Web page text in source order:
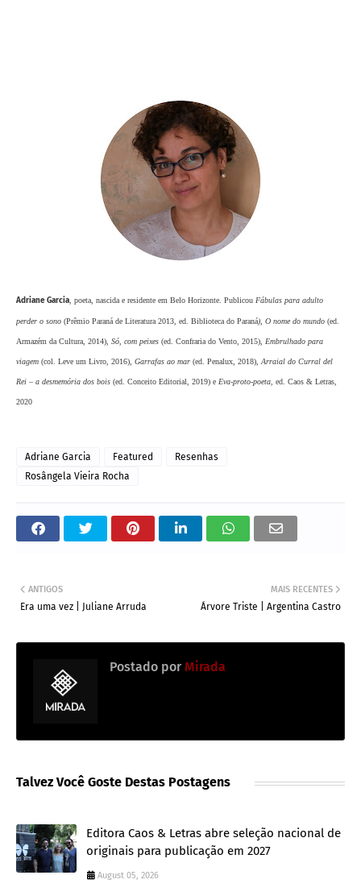
Adriane Garcia , poeta, nascida e residente em Belo Horizonte. Publicou Fábulas para adulto
perder o sono (Prêmio Paraná de Literatura 2013, ed. Biblioteca do Paraná), O nome do mundo (ed.
Armazém da Cultura, 2014), Só, com peixes (ed. Confraria do Vento, 2015), Embrulhado para
viagem (col. Leve um Livro, 2016), Garrafas ao mar (ed. Penalux, 2018), Arraial do Curral del
Rei – a desmemória dos bois (ed. Conceito Editorial, 2019) e Eva-proto-poeta , ed. Caos & Letras,
2020
Adriane Garcia Featured
Resenhas
Rosângela Vieira Rocha
MAIS RECENTES
Árvore Triste | Argentina Castro
ANTIGOS
Era uma vez | Juliane Arruda
Postado por Mirada
Talvez Você Goste Destas Postagens
Editora Caos & Letras abre seleção nacional de
originais para publicação em 2027
August 05, 2026